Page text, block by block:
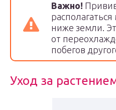
Важно!
ниже земли.
от
побегов
Уход за